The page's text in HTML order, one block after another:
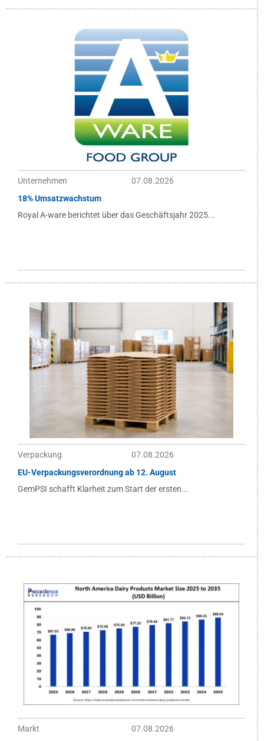
Unternehmen
07.08.2026
18% Umsatzwachstum
Royal A-ware berichtet über das Geschäftsjahr 2025...
Verpackung
07.08.2026
EU-Verpackungsverordnung ab 12. August
GemPSI schafft Klarheit zum Start der ersten...
Markt
07.08.2026